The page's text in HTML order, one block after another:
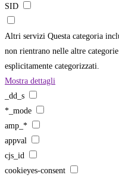
SID
Altri servizi Questa categoria
non rientrano nelle altre
esplicitamente categorizzati.
Mostra dettagli
_dd_s
*_mode
amp_*
appval
cjs_id
cookieyes-consent